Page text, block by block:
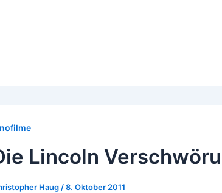
Lincoln
Haug /8. Oktober 2011